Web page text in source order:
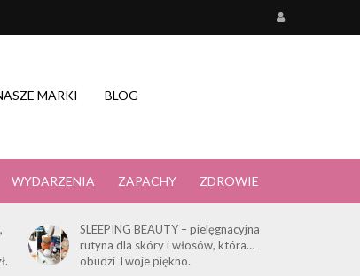
MARKI BLOG
WYDARZENIA ZAPACHY ZDROWIE
SLEEPING BEAUTY – pielęgnacyjna
rutyna dla skóry i włosów, która…
obudzi Twoje piękno.